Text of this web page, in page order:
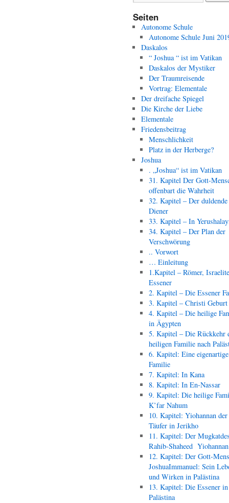
Seiten
Autonome Schule
Autonome Schule Juni
Daskalos
“ Joshua “ ist im Vatikan
Daskalos der Mystiker
Der Traumreisende
Vortrag: Elementale
Der dreifache Spiegel
Die Kirche der Liebe
Elementale
Friedensbeitrag
Menschlichkeit
Platz in der Herberge?
Joshua
. „Joshua“ ist im Vatikan
31. Kapitel Der Gott-
offenbart die Wahrheit
32. Kapitel – Der duldende
Diener
33. Kapitel – In
34. Kapitel – Der Plan der
Verschwörung
.. Vorwort
… Einleitung
1.Kapitel – Römer,
Essener
2. Kapitel – Die Essener
3. Kapitel – Christi Geburt
4. Kapitel – Die heilige
in Ägypten
5. Kapitel – Die Rückkehr
heiligen Familie nach
6. Kapitel: Eine eigenartige
Familie
7. Kapitel: In Kana
8. Kapitel: In En-Nassar
9. Kapitel: Die heilige
K’far Nahum
10. Kapitel: Yiohannan der
Täufer in Jerikho
11. Kapitel: Der
Rahib-Shaheed
12. Kapitel: Der Gott-
JoshuaImmanuel: Sein
und Wirken in Palästina
13. Kapitel: Die Essener in
Palästina